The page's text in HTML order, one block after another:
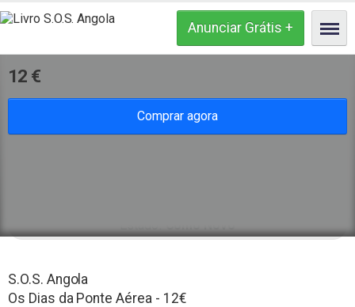
12 €
Comprar agora
S.O.S. Angola
Os Dias da Ponte Aérea - 12€